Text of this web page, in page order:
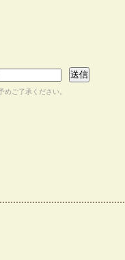
ご了承ください。